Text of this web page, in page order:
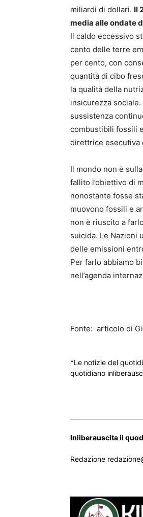
miliardi di dollari. Il
media alle ondate
Il caldo eccessivo
cento delle terre
per cento, con
quantità di cibo
la qualità della
insicurezza
sussistenza
combustibili fossili
direttrice esecutiva
Il mondo non è
fallito l’obiettivo di
nonostante fosse
muovono fossili e
non è riuscito a
suicida. Le Nazioni
delle emissioni
Per farlo abbiamo
nell’agenda
Fonte: articolo di
*Le notizie del
quotidiano
Inliberauscita il
Redazione